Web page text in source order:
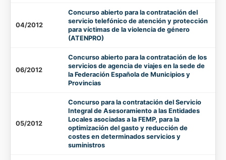
04/2012
Concurso abierto para la contratación del
servicio telefónico de atención y protección
para víctimas de la violencia de género
(ATENPRO)
06/2012
Concurso abierto para la contratación de los
servicios de agencia de viajes en la sede de
la Federación Española de Municipios y
Provincias
05/2012
Concurso para la contratación del Servicio
Integral de Asesoramiento a las Entidades
Locales asociadas a la FEMP, para la
optimización del gasto y reducción de
costes en determinados servicios y
suministros